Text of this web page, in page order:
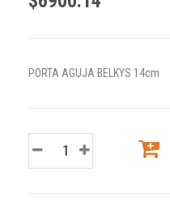
PORTA AGUJA BELKYS 14cm